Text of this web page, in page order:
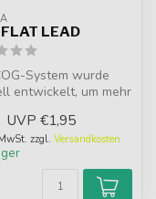
FLAT LEAD
System wurde
entwickelt, um mehr
...
UVP €1,95
zzgl. Versandkosten